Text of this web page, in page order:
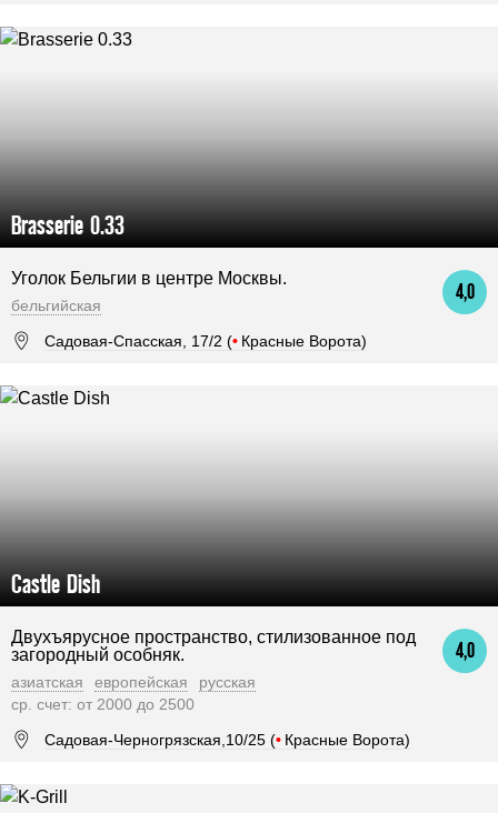
Brasserie 0.33
4,0
Уголок Бельгии в центре Москвы.
бельгийская
Садовая-Спасская, 17/2 (• Красные Ворота)
Castle Dish
4,0
Двухъярусное пространство, стилизованное под
загородный особняк.
азиатская европейская
русская
ср. счет: от 2000 до 2500
Садовая-Черногрязская,10/25 (• Красные Ворота)